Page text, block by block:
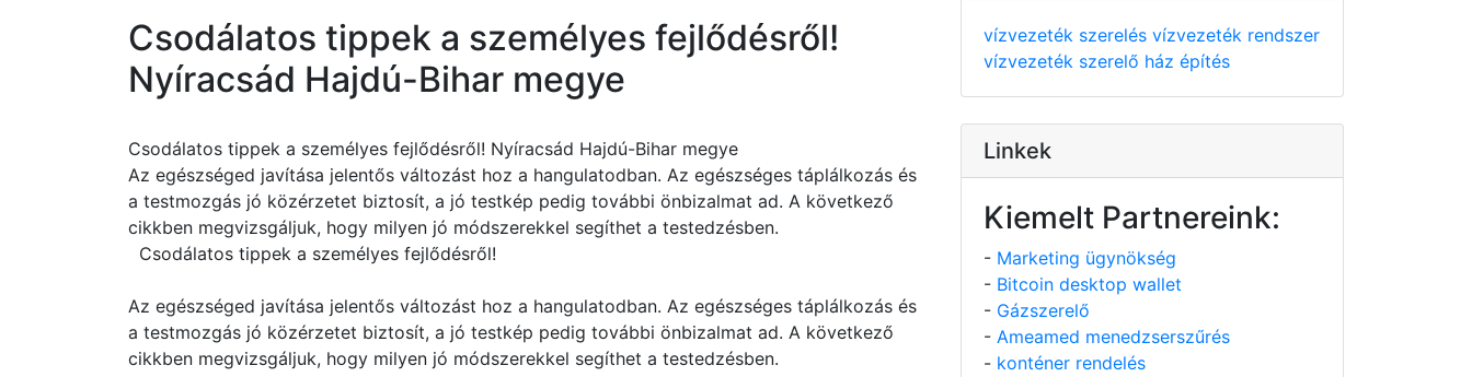
Csodálatos tippek a személyes fejlődésről!
Nyíracsád Hajdú-Bihar megye
Csodálatos tippek a személyes fejlődésről! Nyíracsád Hajdú-Bihar megye
Az egészséged javítása jelentős változást hoz a hangulatodban. Az egészséges táplálkozás és
a testmozgás jó közérzetet biztosít, a jó testkép pedig további önbizalmat ad. A következő
cikkben megvizsgáljuk, hogy milyen jó módszerekkel segíthet a testedzésben.
Csodálatos tippek a személyes fejlődésről!
Az egészséged javítása jelentős változást hoz a hangulatodban. Az egészséges táplálkozás és
a testmozgás jó közérzetet biztosít, a jó testkép pedig további önbizalmat ad. A következő
cikkben megvizsgáljuk, hogy milyen jó módszerekkel segíthet a testedzésben.
vízvezeték szerelés vízvezeték rendszer
vízvezeték szerelő ház építés
Linkek
Kiemelt Partnereink:
- Marketing ügynökség
- Bitcoin desktop wallet
- Gázszerelő
- Ameamed menedzserszűrés
- konténer rendelés